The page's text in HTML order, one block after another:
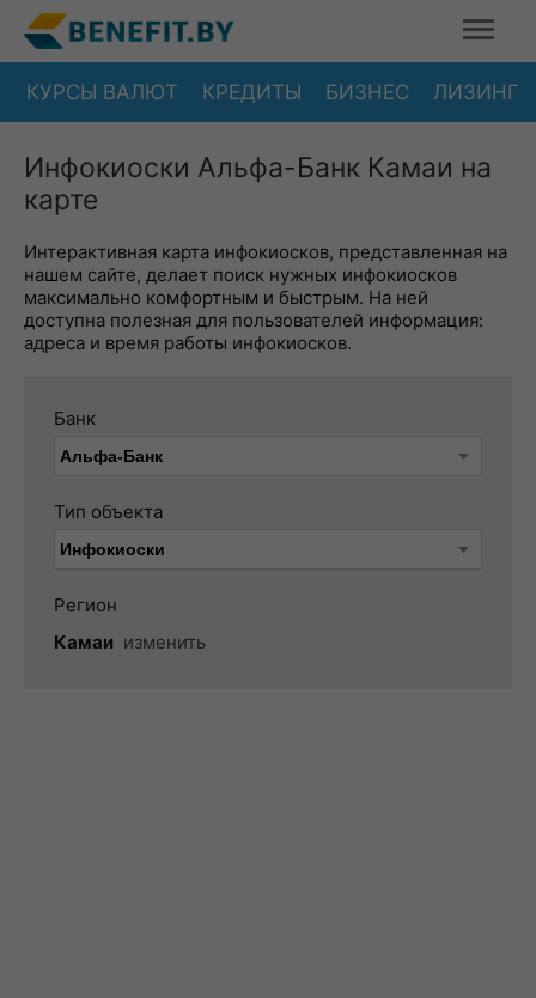
КУРСЫ ВАЛЮТ КРЕДИТЫ БИЗНЕС ЛИЗИНГ
Инфокиоски Альфа-Банк Камаи на
карте
Интерактивная карта инфокиосков, представленная на
нашем сайте, делает поиск нужных инфокиосков
максимально комфортным и быстрым. На ней
доступна полезная для пользователей информация:
адреса и время работы инфокиосков.
Банк
Тип объекта
Регион
Камаи изменить